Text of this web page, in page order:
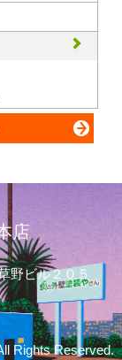
店
野ビル２０５
Rights Reserved.